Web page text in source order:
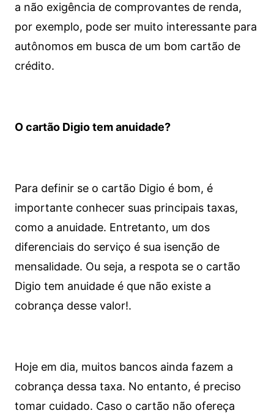
a não exigência de comprovantes de renda,
por exemplo, pode ser muito interessante para
autônomos em busca de um bom cartão de
crédito.
O cartão Digio tem anuidade?
Para definir se o cartão Digio é bom, é
importante conhecer suas principais taxas,
como a anuidade. Entretanto, um dos
diferenciais do serviço é sua isenção de
mensalidade. Ou seja, a respota se o cartão
Digio tem anuidade é que não existe a
cobrança desse valor!.
Hoje em dia, muitos bancos ainda fazem a
cobrança dessa taxa. No entanto, é preciso
tomar cuidado. Caso o cartão não ofereça